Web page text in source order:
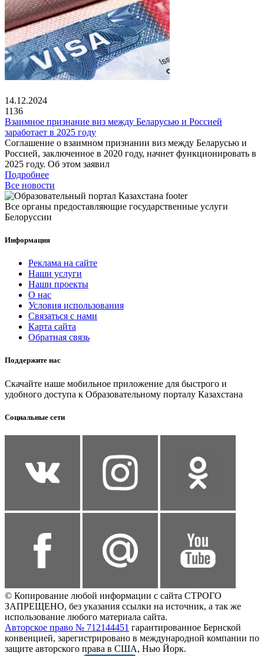
14.12.2024
1136
Взаимное признание виз между Беларусью и Россией
заработает в 2025 году
Соглашение о взаимном признании виз между Беларусью и
Россией, заключенное в 2020 году, начнет функционировать в
2025 году. Об этом заявил
Подробнее
Все новости
Все органы предоставляющие государственные услуги
Белоруссии
Информация
Реклама на сайте
Наши услуги
Наши проекты
О нас
Условия использования
Связаться с нами
Карта сайта
Обратная связь
Поддержите нас
Скачайте наше мобильное приложение для быстрого и
удобного доступа к Образовательному порталу Казахстана
Социальные сети
© Копирование любой информации с сайта СТРОГО
ЗАПРЕЩЕНО, без указания ссылки на источник, а так же
использование любого материала сайта.
Авторское право № 712144451 гарантированное Бернской
конвенцией, зарегистрировано в международной компании по
защите авторского права в США, Нью Йорк.